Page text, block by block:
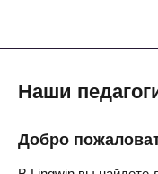
Наши
Добро